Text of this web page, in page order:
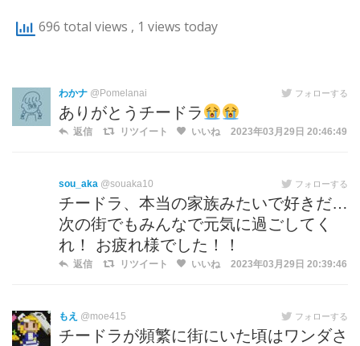
696 total views , 1 views today
わかナ @Pomelanai フォローする
ありがとうチードラ
返信 リツイート いいね 2023年03月29日 20:46:49
sou_aka @souaka10 フォローする
チードラ、本当の家族みたいで好きだ…
次の街でもみんなで元気に過ごしてく
れ！ お疲れ様でした！！
返信 リツイート いいね 2023年03月29日 20:39:46
もえ @moe415 フォローする
チードラが頻繁に街にいた頃はワンダさ